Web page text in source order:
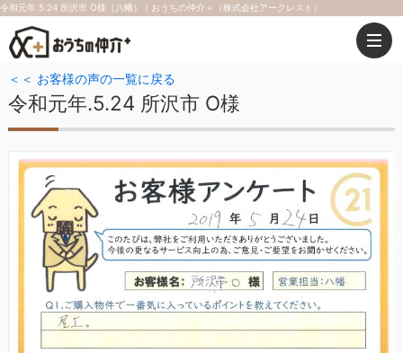
令和元年.5.24 所沢市 O様（八幡）｜おうちの仲介＋（株式会社アークレスト）
＜＜ お客様の声の一覧に戻る
令和元年.5.24 所沢市 O様